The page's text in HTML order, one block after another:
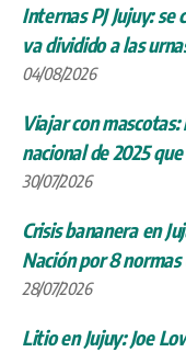
Internas PJ Jujuy:
va dividido a las
04/08/2026
Viajar con
nacional de 2025
30/07/2026
Crisis bananera en
Nación por 8
28/07/2026
Litio en Jujuy: Joe